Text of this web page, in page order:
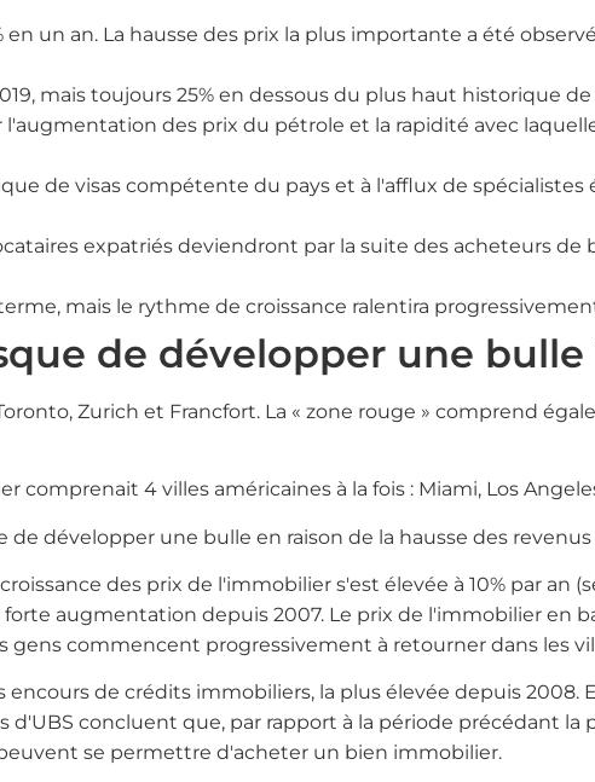
un an. La hausse des prix la plus importante a été
mais toujours 25% en dessous du plus haut historique de
des prix du pétrole et la rapidité avec
de visas compétente du pays et à l'afflux de
expatriés deviendront par la suite des acheteurs de
mais le rythme de croissance ralentira
de développer une bulle
Zurich et Francfort. La « zone rouge » comprend
4 villes américaines à la fois : Miami, Los
de développer une bulle en raison de la hausse des
des prix de l'immobilier s'est élevée à 10% par an
forte augmentation depuis 2007. Le prix de l'immobilier en
commencent progressivement à retourner dans les
de crédits immobiliers, la plus élevée depuis 2008.
d'UBS concluent que, par rapport à la période précédant
se permettre d'acheter un bien immobilier.